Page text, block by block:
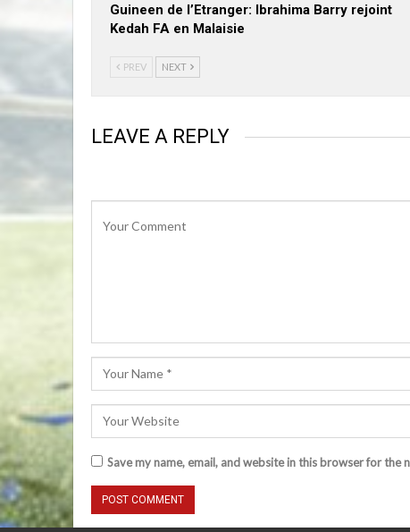
Guineen de l’Etranger: Ibrahima Barry rejoint
Kedah FA en Malaisie
PREV NEXT
LEAVE A REPLY
Save my name, email, and website in this browser for the